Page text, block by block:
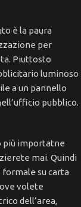
è la paura
per
Piuttosto
luminoso
a un pannello
pubblico.
più importatne
mai. Quindi
su carta
volete
dell’area,